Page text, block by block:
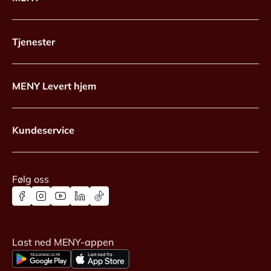
Tjenester
MENY Levert hjem
Kundeservice
Følg oss
Last ned MENY-appen